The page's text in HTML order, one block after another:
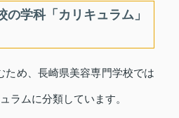
学科「カリキュラム」
ため、長崎県美容専門学校では
ラムに分類しています。